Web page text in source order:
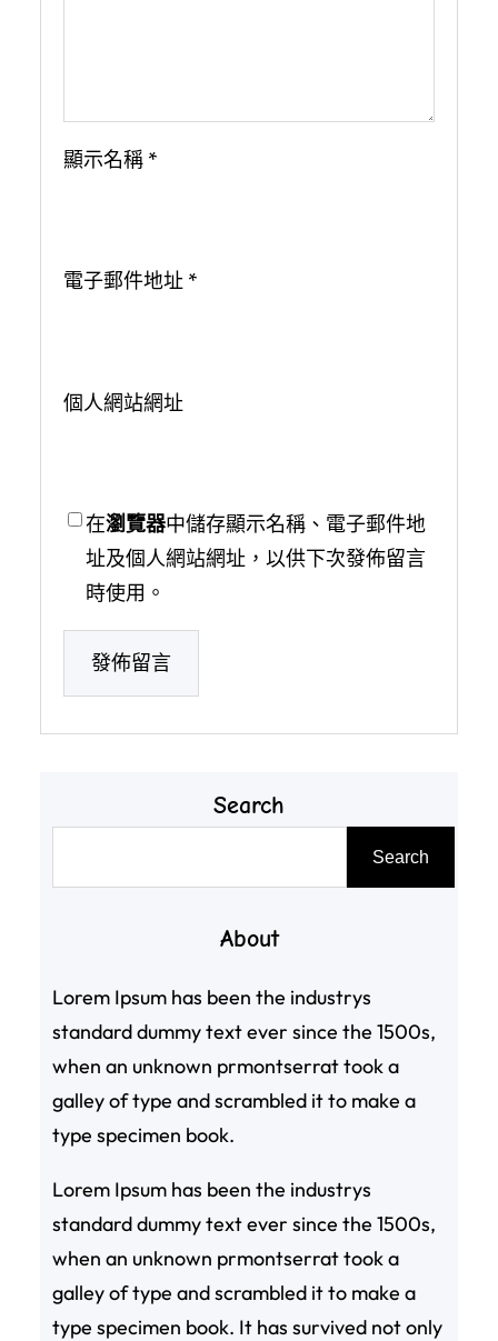
顯示名稱 *
電子郵件地址 *
個人網站網址
在瀏覽器中儲存顯示名稱、電子郵件地
址及個人網站網址，以供下次發佈留言
時使用。
Search
Search
About
Lorem Ipsum has been the industrys
standard dummy text ever since the 1500s,
when an unknown prmontserrat took a
galley of type and scrambled it to make a
type specimen book.
Lorem Ipsum has been the industrys
standard dummy text ever since the 1500s,
when an unknown prmontserrat took a
galley of type and scrambled it to make a
type specimen book. It has survived not only